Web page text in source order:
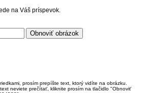
na Váš príspevok.
prosím prepíšte text, ktorý vidíte na obrázku.
neviete prečítať, kliknite prosím na tlačidlo "Obnoviť